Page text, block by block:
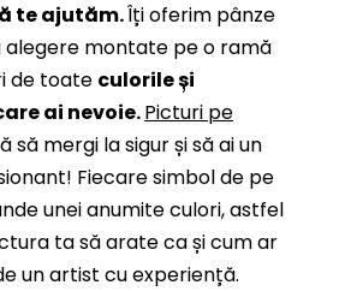
te ajutăm.Îți oferim pânze
alegere montate pe o ramă
de toate culorile și
ai nevoie.Picturi pe
să mergi la sigur și să ai un
Fiecare simbol de pe
unei anumite culori, astfel
ta să arate ca și cum ar
un artist cu experiență.